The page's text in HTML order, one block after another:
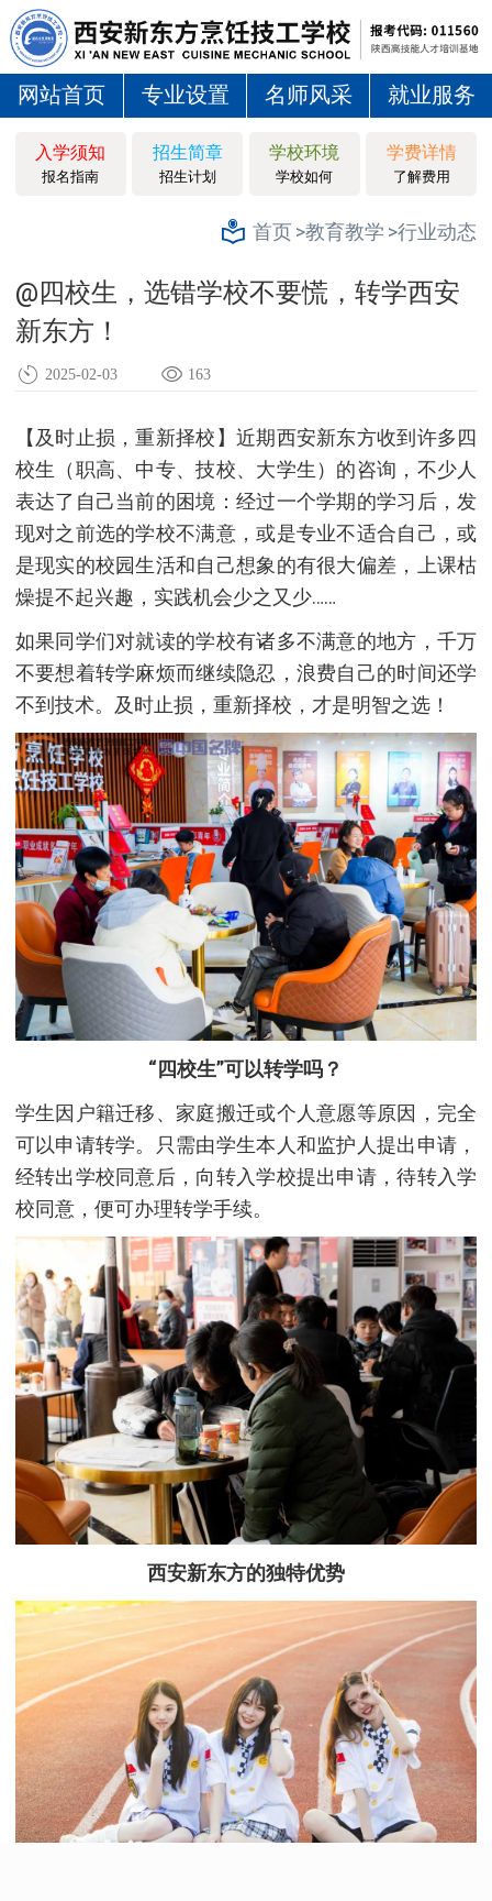
网站首页 专业设置 名师风采 就业服务
入学须知
报名指南
招生简章
招生计划
学校环境
学校如何
学费详情
了解费用
首页 >教育教学 >行业动态
@四校生，选错学校不要慌，转学西安
新东方！
2025-02-03 163
【及时止损，重新择校】近期西安新东方收到许多四
校生（职高、中专、技校、大学生）的咨询，不少人
表达了自己当前的困境：经过一个学期的学习后，发
现对之前选的学校不满意，或是专业不适合自己，或
是现实的校园生活和自己想象的有很大偏差，上课枯
燥提不起兴趣，实践机会少之又少……
如果同学们对就读的学校有诸多不满意的地方，千万
不要想着转学麻烦而继续隐忍，浪费自己的时间还学
不到技术。及时止损，重新择校，才是明智之选！
“四校生”可以转学吗？
学生因户籍迁移、家庭搬迁或个人意愿等原因，完全
可以申请转学。只需由学生本人和监护人提出申请，
经转出学校同意后，向转入学校提出申请，待转入学
校同意，便可办理转学手续。
西安新东方的独特优势